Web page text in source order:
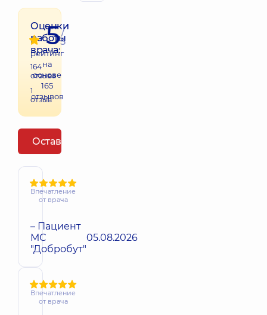
Оценки
работы
врача:
164
отзыва
1
отзыв
5/
5
рейтинг
на
основе
165
отзывов
Оставить отзыв
Впечатление
от врача
– Пациент
МС
"Добробут"
05.08.2026
Впечатление
от врача